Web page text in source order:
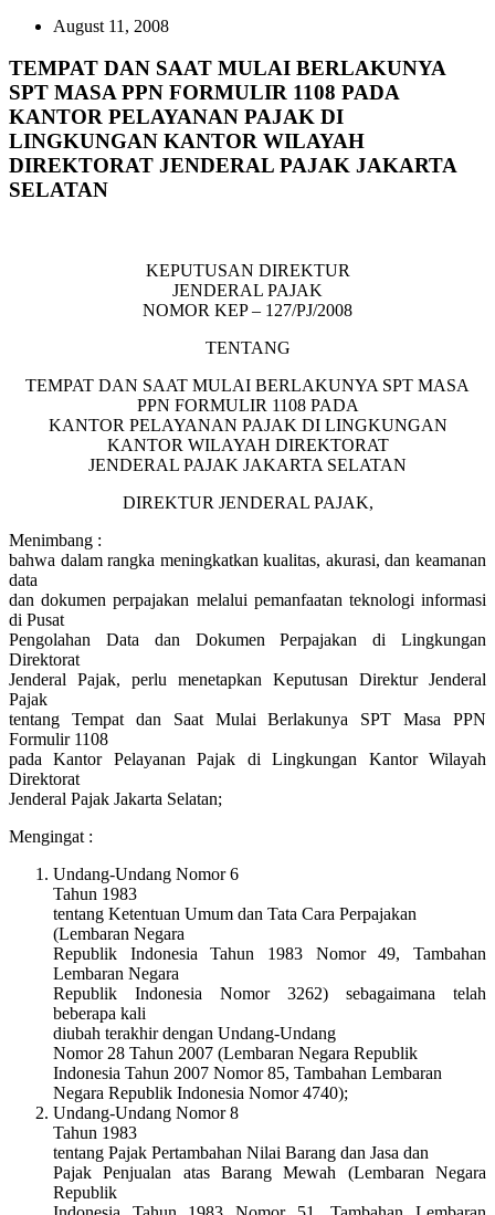
August 11, 2008
TEMPAT DAN SAAT MULAI BERLAKUNYA
SPT MASA PPN FORMULIR 1108 PADA
KANTOR PELAYANAN PAJAK DI
LINGKUNGAN KANTOR WILAYAH
DIREKTORAT JENDERAL PAJAK JAKARTA
SELATAN
KEPUTUSAN DIREKTUR
JENDERAL PAJAK
NOMOR KEP – 127/PJ/2008
TENTANG
TEMPAT DAN SAAT MULAI BERLAKUNYA SPT MASA
PPN FORMULIR 1108 PADA
KANTOR PELAYANAN PAJAK DI LINGKUNGAN
KANTOR WILAYAH DIREKTORAT
JENDERAL PAJAK JAKARTA SELATAN
DIREKTUR JENDERAL PAJAK,
Menimbang :
bahwa dalam rangka meningkatkan kualitas, akurasi, dan keamanan
data
dan dokumen perpajakan melalui pemanfaatan teknologi informasi
di Pusat
Pengolahan Data dan Dokumen Perpajakan di Lingkungan
Direktorat
Jenderal Pajak, perlu menetapkan Keputusan Direktur Jenderal
Pajak
tentang Tempat dan Saat Mulai Berlakunya SPT Masa PPN
Formulir 1108
pada Kantor Pelayanan Pajak di Lingkungan Kantor Wilayah
Direktorat
Jenderal Pajak Jakarta Selatan;
Mengingat :
Undang-Undang Nomor 6
Tahun 1983
tentang Ketentuan Umum dan Tata Cara Perpajakan
(Lembaran Negara
Republik Indonesia Tahun 1983 Nomor 49, Tambahan
Lembaran Negara
Republik Indonesia Nomor 3262) sebagaimana telah
beberapa kali
diubah terakhir dengan Undang-Undang
Nomor 28 Tahun 2007 (Lembaran Negara Republik
Indonesia Tahun 2007 Nomor 85, Tambahan Lembaran
Negara Republik Indonesia Nomor 4740);
Undang-Undang Nomor 8
Tahun 1983
tentang Pajak Pertambahan Nilai Barang dan Jasa dan
Pajak Penjualan atas Barang Mewah (Lembaran Negara
Republik